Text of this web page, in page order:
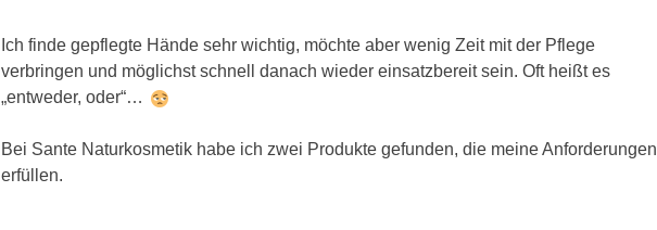
Ich finde gepflegte Hände sehr wichtig, möchte aber wenig Zeit mit der Pflege
verbringen und möglichst schnell danach wieder einsatzbereit sein. Oft heißt es
„entweder, oder“…
Bei Sante Naturkosmetik habe ich zwei Produkte gefunden, die meine Anforderungen
erfüllen.